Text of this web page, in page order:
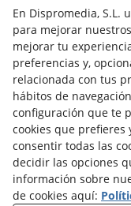
Actualidad
Términos y
En Dispromedia, S.L.
para mejorar
mejorar tu
preferencias y,
relacionada con tus
hábitos de
configuración que te
cookies que prefieres
consentir todas las
decidir las opciones
información sobre
de cookies aquí: